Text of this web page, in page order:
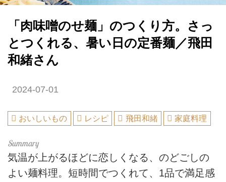
「肉味噌のせ麺」のつくり方。さっ
とつくれる、暑い日の定番麺／飛田
和緒さん
2024-07-01
おいしいもの レシピ 飛田和緒 家庭料理
気温が上がるほどに恋しくなる、のどごしの
よい麺料理。短時間でつくれて、1品で満足感